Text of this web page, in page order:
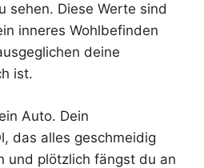
sehen. Diese Werte sind
inneres Wohlbefinden
deine
ist.
Auto. Dein
das alles geschmeidig
und plötzlich fängst du an